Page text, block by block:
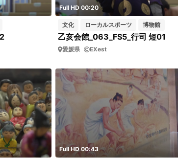
Full HD 00:20
文化 ローカルスポーツ 博物館
乙亥会館_063_FS5_行司 短01
愛媛県 EXest
Full HD 00:43